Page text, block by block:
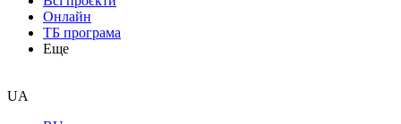
Онлайн
ТБ програма
Еще
UA